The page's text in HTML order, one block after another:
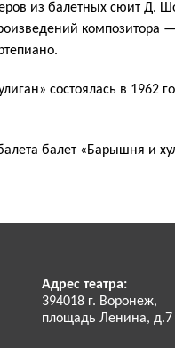
из балетных сюит Д.
композитора
состоялась в 1962
балет «Барышня и
Адрес театра:
394018 г. Воронеж,
площадь Ленина, д.7